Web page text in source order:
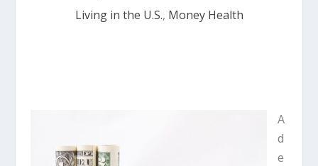
Living in the U.S., Money Health
A
d
e